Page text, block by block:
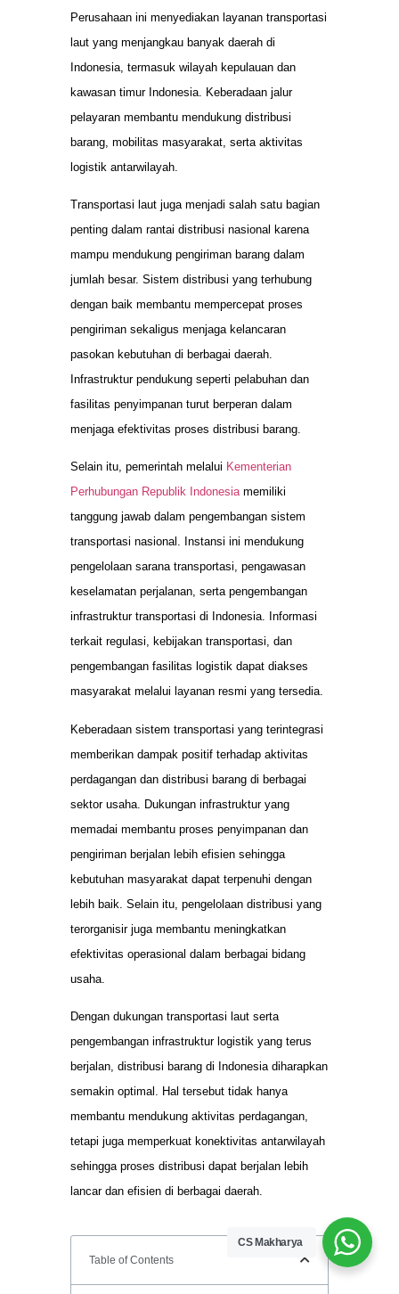
Perusahaan ini menyediakan layanan transportasi
laut yang menjangkau banyak daerah di
Indonesia, termasuk wilayah kepulauan dan
kawasan timur Indonesia. Keberadaan jalur
pelayaran membantu mendukung distribusi
barang, mobilitas masyarakat, serta aktivitas
logistik antarwilayah.
Transportasi laut juga menjadi salah satu bagian
penting dalam rantai distribusi nasional karena
mampu mendukung pengiriman barang dalam
jumlah besar. Sistem distribusi yang terhubung
dengan baik membantu mempercepat proses
pengiriman sekaligus menjaga kelancaran
pasokan kebutuhan di berbagai daerah.
Infrastruktur pendukung seperti pelabuhan dan
fasilitas penyimpanan turut berperan dalam
menjaga efektivitas proses distribusi barang.
Selain itu, pemerintah melalui Kementerian
Perhubungan Republik Indonesiamemiliki
tanggung jawab dalam pengembangan sistem
transportasi nasional. Instansi ini mendukung
pengelolaan sarana transportasi, pengawasan
keselamatan perjalanan, serta pengembangan
infrastruktur transportasi di Indonesia. Informasi
terkait regulasi, kebijakan transportasi, dan
pengembangan fasilitas logistik dapat diakses
masyarakat melalui layanan resmi yang tersedia.
Keberadaan sistem transportasi yang terintegrasi
memberikan dampak positif terhadap aktivitas
perdagangan dan distribusi barang di berbagai
sektor usaha. Dukungan infrastruktur yang
memadai membantu proses penyimpanan dan
pengiriman berjalan lebih efisien sehingga
kebutuhan masyarakat dapat terpenuhi dengan
lebih baik. Selain itu, pengelolaan distribusi yang
terorganisir juga membantu meningkatkan
efektivitas operasional dalam berbagai bidang
usaha.
Dengan dukungan transportasi laut serta
pengembangan infrastruktur logistik yang terus
berjalan, distribusi barang di Indonesia diharapkan
semakin optimal. Hal tersebut tidak hanya
membantu mendukung aktivitas perdagangan,
tetapi juga memperkuat konektivitas antarwilayah
sehingga proses distribusi dapat berjalan lebih
lancar dan efisien di berbagai daerah.
Table of Contents
CS Makharya